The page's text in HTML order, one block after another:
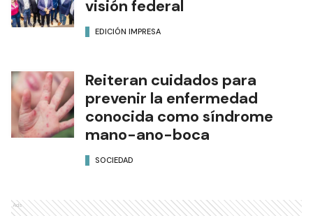
visión federal
EDICIÓN IMPRESA
Reiteran cuidados para
prevenir la enfermedad
conocida como síndrome
mano-ano-boca
SOCIEDAD
Ads